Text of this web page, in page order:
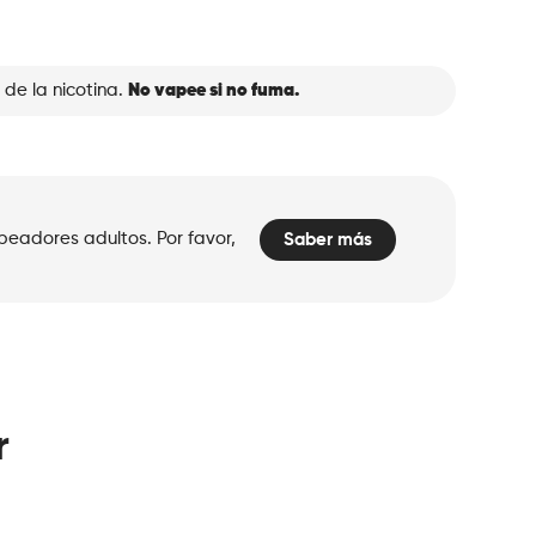
la nicotina. No vapee si no fuma.
adultos. Por favor, Saber más